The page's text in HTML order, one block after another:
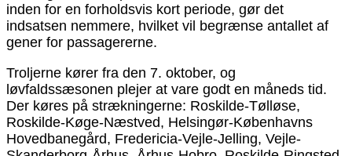
inden for en forholdsvis kort periode, gør det
indsatsen nemmere, hvilket vil begrænse antallet af
gener for passagererne.
Troljerne kører fra den 7. oktober, og
løvfaldssæsonen plejer at vare godt en måneds tid.
Der køres på strækningerne: Roskilde-Tølløse,
Roskilde-Køge-Næstved, Helsingør-Københavns
Hovedbanegård, Fredericia-Vejle-Jelling, Vejle-